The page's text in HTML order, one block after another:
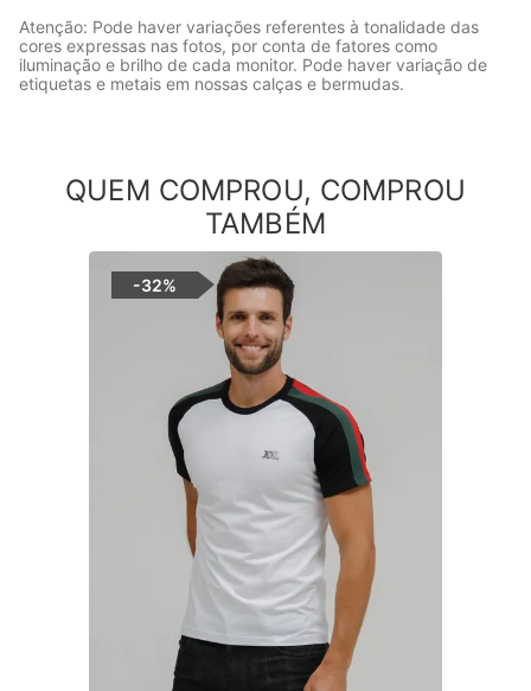
Atenção: Pode haver variações referentes à tonalidade das
cores expressas nas fotos, por conta de fatores como
iluminação e brilho de cada monitor. Pode haver variação de
etiquetas e metais em nossas calças e bermudas.
QUEM COMPROU, COMPROU
TAMBÉM
-32%